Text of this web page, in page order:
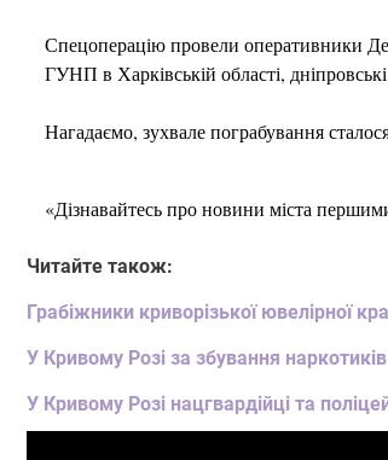
Спецоперацію провели оперативники
ГУНП в Харківській області,
Нагадаємо, зухвале пограбування
«Дізнавайтесь про новини міста
Читайте також:
Грабіжники криворізької ювелірної
У Кривому Розі за збування
У Кривому Розі нацгвардійці та